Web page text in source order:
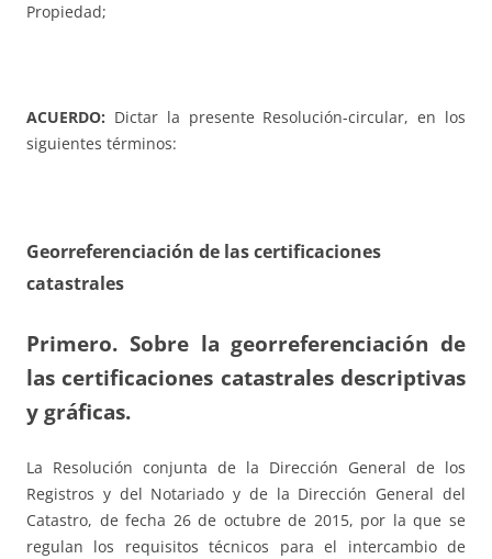
Propiedad;
ACUERDO: Dictar la presente Resolución-circular, en los
siguientes términos:
Georreferenciación de las certificaciones
catastrales
Primero. Sobre la georreferenciación de
las certificaciones catastrales descriptivas
y gráficas.
La Resolución conjunta de la Dirección General de los
Registros y del Notariado y de la Dirección General del
Catastro, de fecha 26 de octubre de 2015, por la que se
regulan los requisitos técnicos para el intercambio de